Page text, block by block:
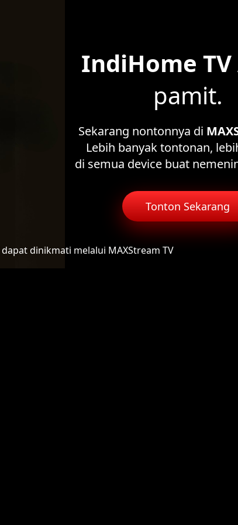
IndiHome TV
pamit.
Sekarang nontonnya di
Lebih banyak tontonan,
di semua device buat
Tonton Sekarang
dapat dinikmati melalui MAXStream TV